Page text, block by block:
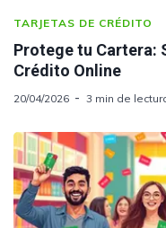
TARJETAS DE CRÉDITO
Protege tu Cartera:
Crédito Online
20/04/2026 3 min de